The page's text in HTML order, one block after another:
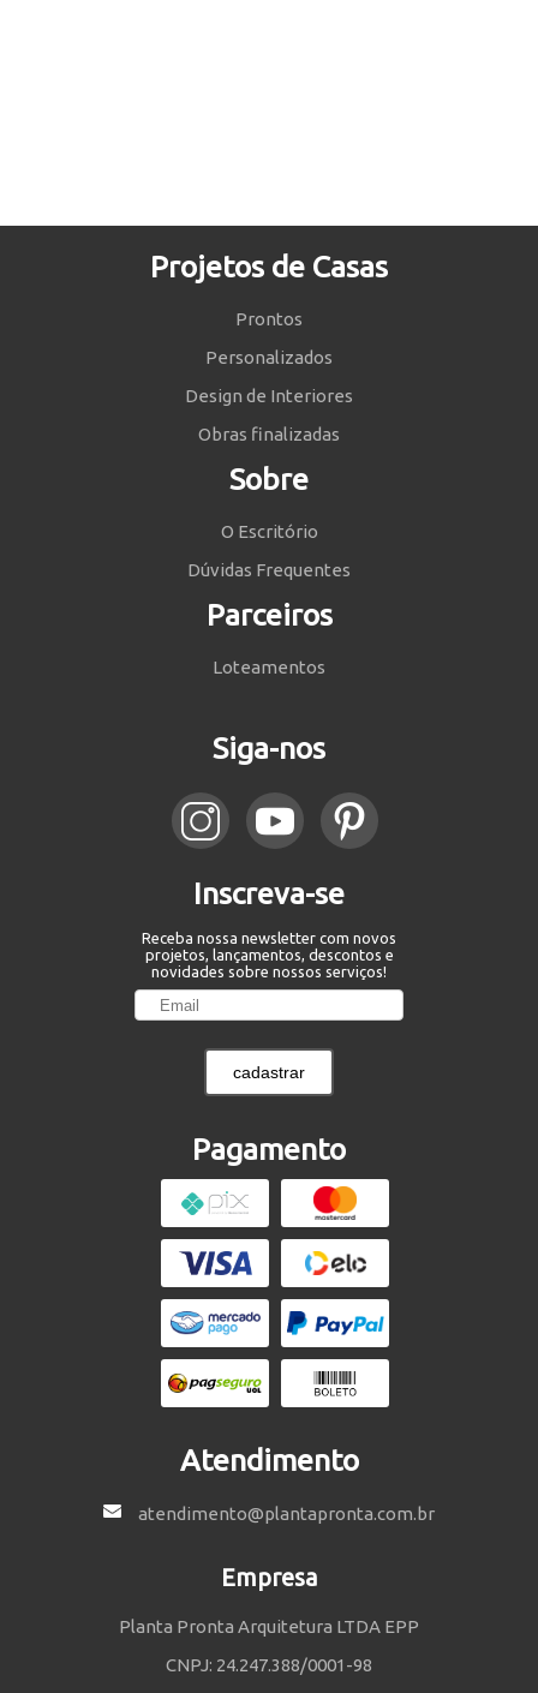
Projetos de Casas
Prontos
Personalizados
Design de Interiores
Obras finalizadas
Sobre
O Escritório
Dúvidas Frequentes
Parceiros
Loteamentos
Siga-nos
Inscreva-se
Receba nossa newsletter com novos
projetos, lançamentos, descontos e
novidades sobre nossos serviços!
cadastrar
Pagamento
Atendimento
atendimento@plantapronta.com.br
Empresa
Planta Pronta Arquitetura LTDA EPP
CNPJ: 24.247.388/0001-98